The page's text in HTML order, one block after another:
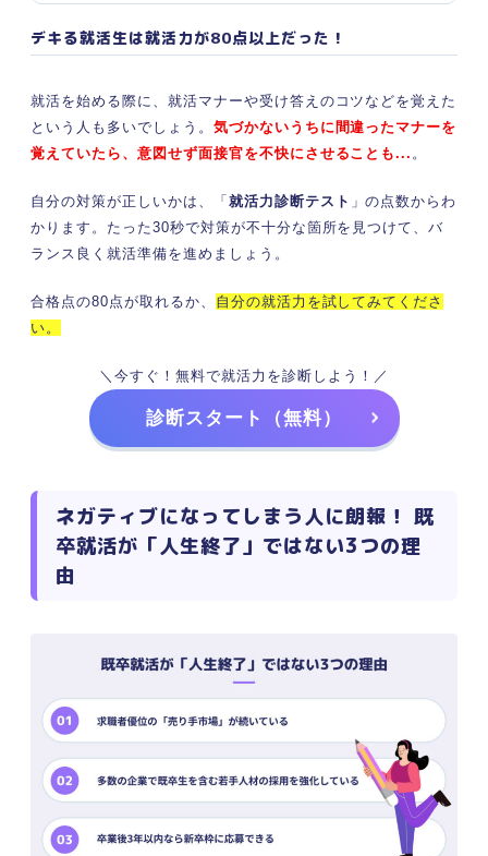
デキる就活生は就活力が80点以上だった！
就活を始める際に、就活マナーや受け答えのコツなどを覚えた
という人も多いでしょう。 気づかないうちに間違ったマナーを
覚えていたら、意図せず面接官を不快にさせることも... 。
自分の対策が正しいかは、「 就活力診断テスト 」の点数からわ
かります。たった30秒で対策が不十分な箇所を見つけて、バ
ランス良く就活準備を進めましょう。
合格点の80点が取れるか、 自分の就活力を試してみてくださ
い。
＼今すぐ！無料で就活力を診断しよう！／
診断スタート（無料）
ネガティブになってしまう人に朗報！ 既
卒就活が「人生終了」ではない3つの理
由